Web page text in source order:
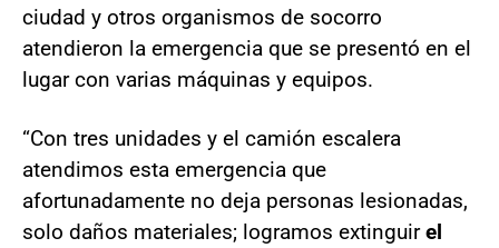
ciudad y otros organismos de socorro
atendieron la emergencia que se presentó en el
lugar con varias máquinas y equipos.
“Con tres unidades y el camión escalera
atendimos esta emergencia que
afortunadamente no deja personas lesionadas,
solo daños materiales; logramos extinguirel